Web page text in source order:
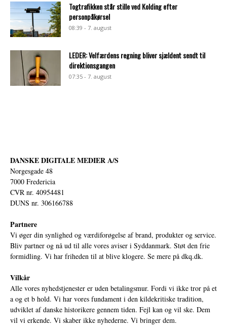
Togtrafikken står stille ved Kolding efter
personpåkørsel
08:39 - 7. august
LEDER: Velfærdens regning bliver sjældent sendt til
direktionsgangen
07:35 - 7. august
DANSKE DIGITALE MEDIER A/S
Norgesgade 48
7000 Fredericia
CVR nr. 40954481
DUNS nr. 306166788
Partnere
Vi øger din synlighed og værdiforøgelse af brand, produkter og service.
Bliv partner og nå ud til alle vores aviser i Syddanmark. Støt den frie
formidling. Vi har friheden til at blive klogere. Se mere på dkq.dk.
Vilkår
Alle vores nyhedstjenester er uden betalingsmur. Fordi vi ikke tror på et
a og et b hold. Vi har vores fundament i den kildekritiske tradition,
udviklet af danske historikere gennem tiden. Fejl kan og vil ske. Dem
vil vi erkende. Vi skaber ikke nyhederne. Vi bringer dem.